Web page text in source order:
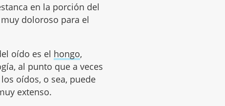
en la porción del
muy doloroso para el
oído es el hongo,
al punto que a veces
oídos, o sea, puede
extenso.